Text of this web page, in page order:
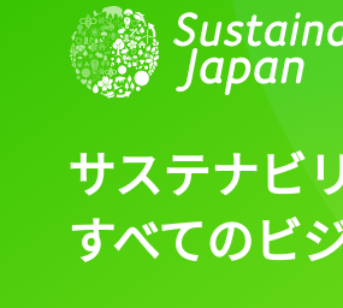
サステナビ
すべてのビ